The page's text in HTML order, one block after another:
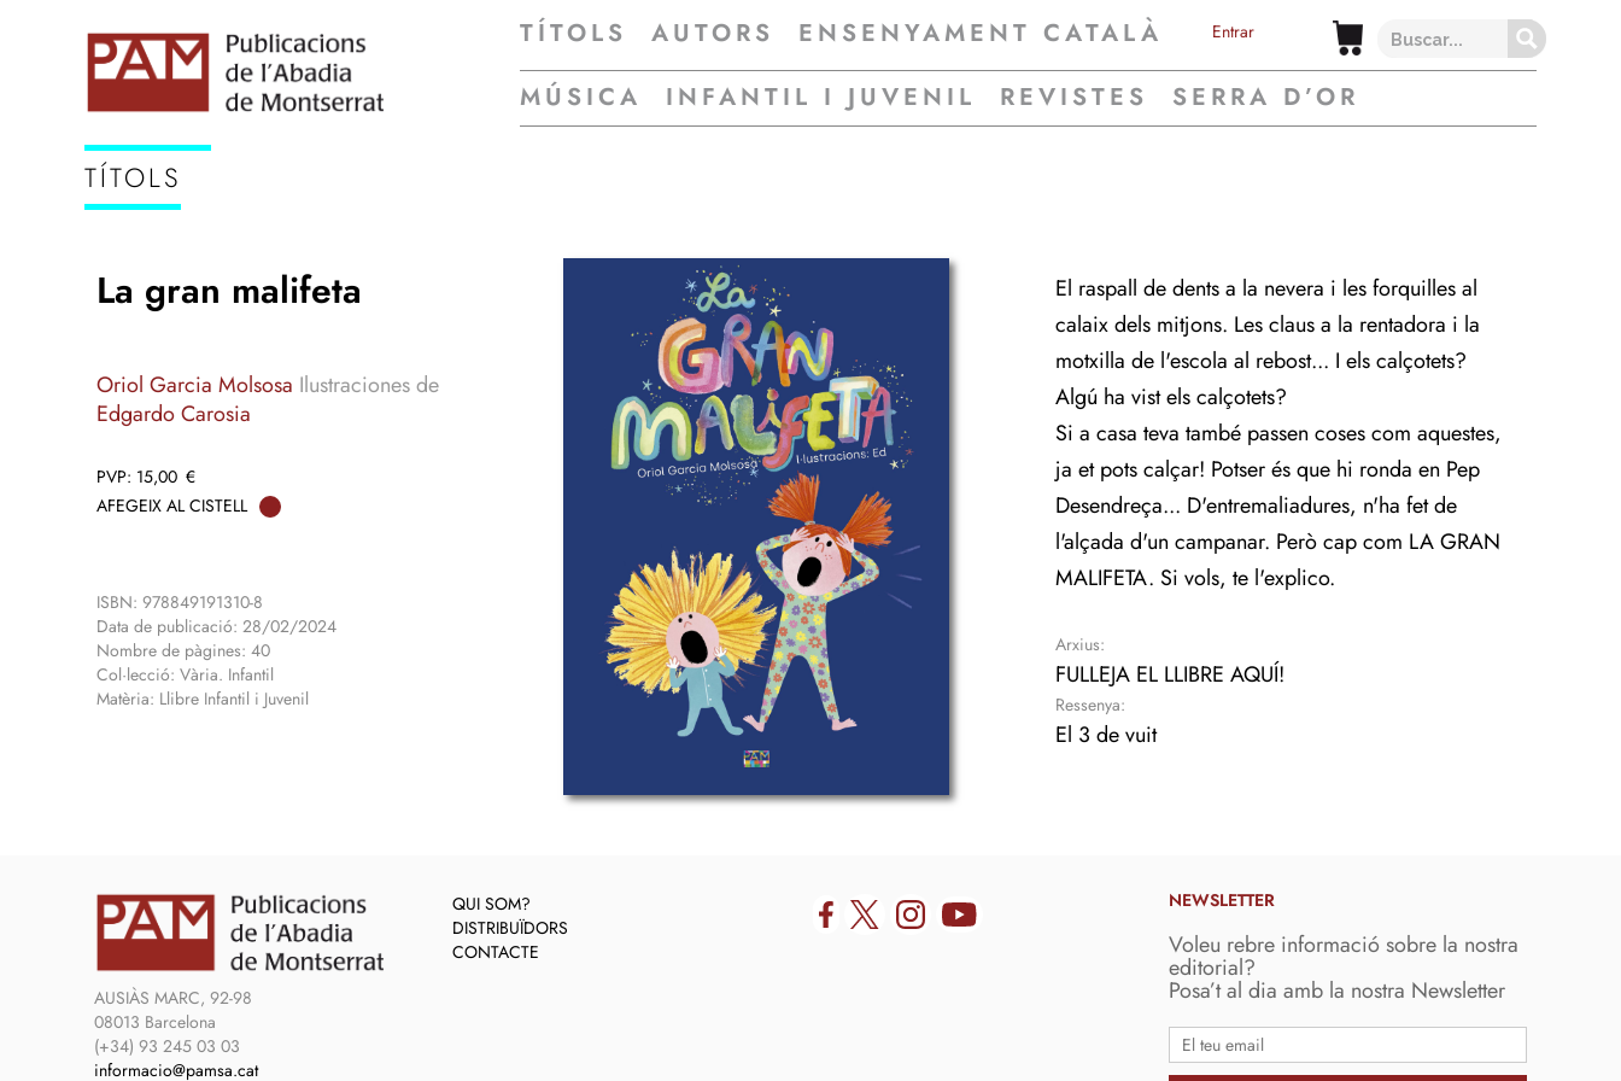
TÍTOLS AUTORS ENSENYAMENT CATALÀ Entrar
MÚSICA INFANTIL I JUVENIL REVISTES SERRA D’OR
TÍTOLS
La gran malifeta
Oriol Garcia Molsosa Ilustraciones de
Edgardo Carosia
15,00 €
AFEGEIX AL CISTELL
ISBN: 978849191310-8
Data de publicació: 28/02/2024
Nombre de pàgines: 40
Col·lecció: Vària. Infantil
Matèria: Llibre Infantil i Juvenil
El raspall de dents a la nevera i les forquilles al
calaix dels mitjons. Les claus a la rentadora i la
motxilla de l'escola al rebost... I els calçotets?
Algú ha vist els calçotets?
Si a casa teva també passen coses com aquestes,
ja et pots calçar! Potser és que hi ronda en Pep
Desendreça... D'entremaliadures, n'ha fet de
l'alçada d'un campanar. Però cap com LA GRAN
MALIFETA. Si vols, te l'explico.
Arxius:
FULLEJA EL LLIBRE AQUÍ!
Ressenya:
El 3 de vuit
AUSIÀS MARC, 92-98
08013 Barcelona
(+34) 93 245 03 03
informacio@pamsa.cat
QUI SOM?
DISTRIBUÏDORS
CONTACTE
NEWSLETTER
Voleu rebre informació sobre la nostra
editorial?
Posa’t al dia amb la nostra Newsletter